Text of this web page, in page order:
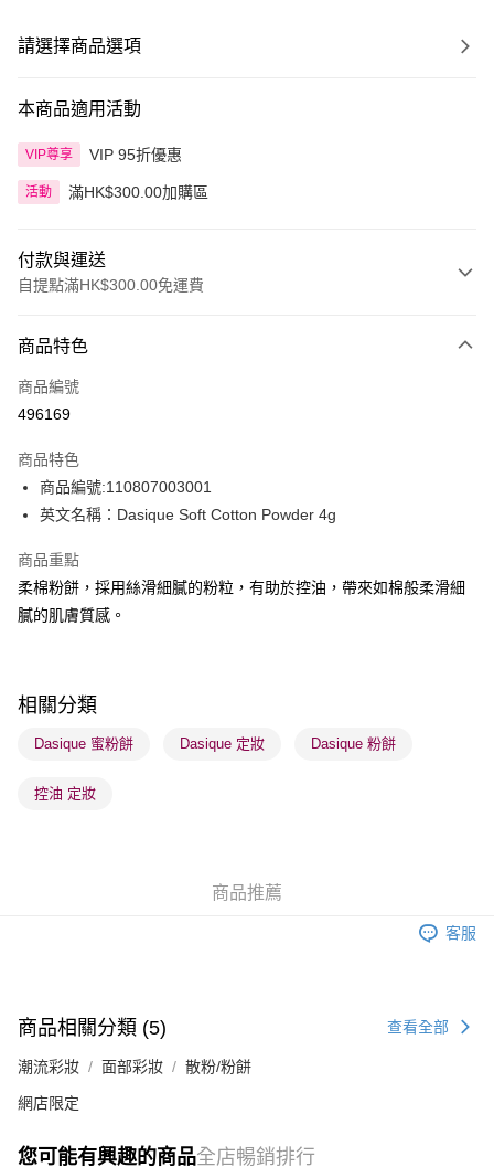
請選擇商品選項
本商品適用活動
VIP尊享 VIP 95折優惠
活動 滿HK$300.00加購區
付款與運送
自提點滿HK$300.00免運費
信用卡
Apple Pay
PayMe
WeChat Pay
BoC Pay
送貨方式
每筆HK$65.00，滿HK$300.00或以上免運費
確認發貨後1-3 工作天送達，訂單將隨機分配至SF順豐速運或京東
(香港門市) 只顯示可選門市。確認發貨後2-5個工作天到店，3天內
取。逾期會取消訂單，並不會安排重寄
商品特色
商品編號
496169
商品特色
商品編號:110807003001
英文名稱：Dasique Soft Cotton Powder 4g
商品重點
柔棉粉餅，採用絲滑細膩的粉粒，有助於控油，帶來如棉般柔滑細
膩的肌膚質感。
相關分類
Dasique 蜜粉餅 Dasique 定妝 Dasique 粉餅
控油 定妝
商品推薦
客服
商品相關分類 (5) 查看全部
潮流彩妝 面部彩妝 散粉/粉餅
網店限定
您可能有興趣的商品全店暢銷排行